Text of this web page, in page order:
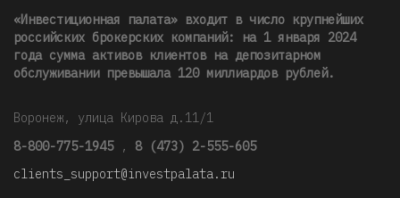
«Инвестиционная палата» входит в число крупнейших
российских брокерских компаний: на 1 января 2024
года сумма активов клиентов на депозитарном
обслуживании превышала 120 миллиардов рублей.
Воронеж, улица Кирова д.11/1
8-800-775-1945 , 8 (473) 2-555-605
clients_support@investpalata.ru